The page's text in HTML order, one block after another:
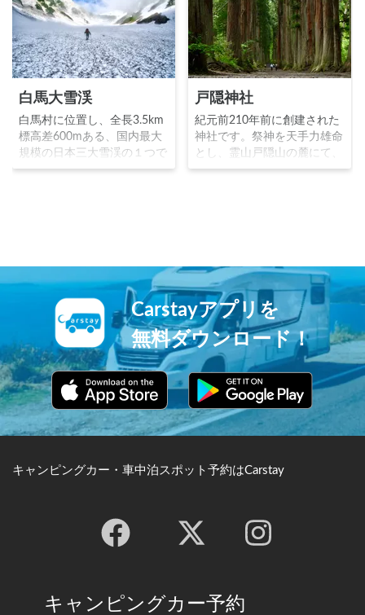
白馬大雪渓
白馬村に位置し、全長3.5km
標高差600mある、国内最大
規模の日本三大雪渓の１つで
す。白馬岳と杓子岳により形
戸隠神社
紀元前210年前に創建された
神社です。祭神を天手力雄命
とし、霊山戸隠山の麓にて、
奥社中社宝光社九頭龍社火之
戦乱の舞台となりましたが、
徳川家康の手厚い保護を受
け、現在もその威厳を保って
います。
Carstayアプリを
無料ダウンロード！
キャンピングカー・車中泊スポット予約はCarstay
キャンピングカー予約